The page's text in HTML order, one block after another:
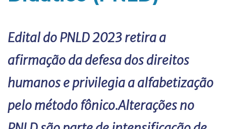
Edital do PNLD 2023 retira a
afirmação da defesa dos direitos
humanos e privilegia a alfabetização
pelo método fônico.Alterações no